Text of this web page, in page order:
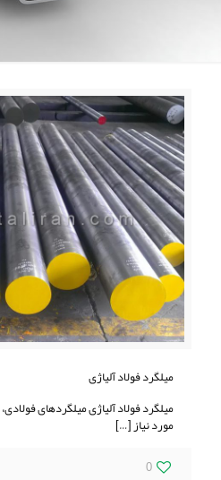
میلگرد فولاد آلیاژی
میلگرد فولاد آلیاژی میلگردهای
مورد نیاز[…]
0